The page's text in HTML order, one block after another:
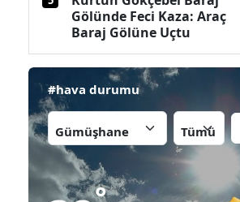
Gölünde Feci Kaza: Araç
Baraj Gölüne Uçtu
#hava durumu